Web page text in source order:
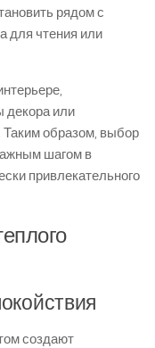
рядом с
для чтения или
декора или
Таким образом, выбор
шагом в
привлекательного
создают